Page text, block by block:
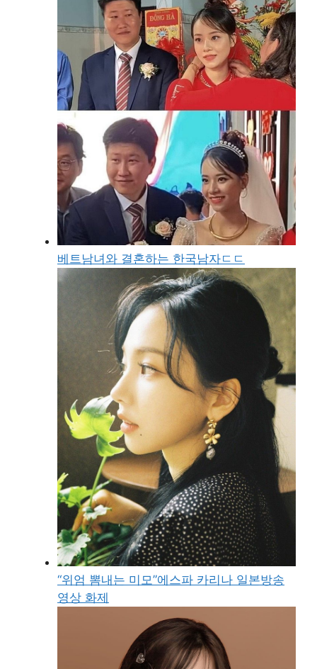
베트남녀와 결혼하는 한국남자ㄷㄷ
“위엄 뽐내는 미모”에스파 카리나 일본방송
영상 화제